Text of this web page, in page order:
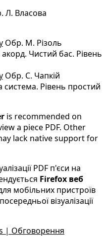
Л. Власова
Обр. М. Різоль
Чистий бас. Рівень
Обр. С. Чапкій
Рівень простий
is recommended on
a piece PDF. Other
lack native support for
PDF п'єси на
Firefox веб
мобільних пристроїв
візуалізації
| Обговорення